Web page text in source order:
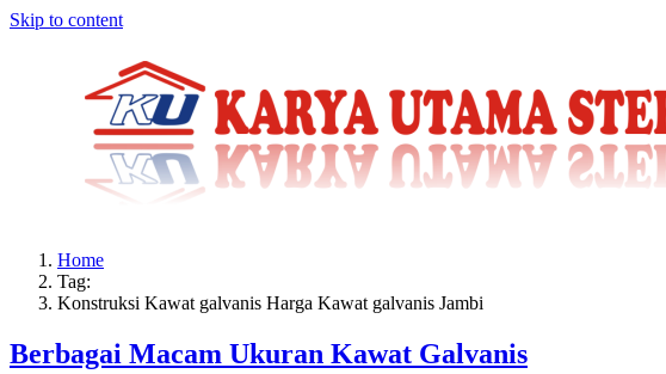
Skip to content
Home
Tag:
Konstruksi Kawat galvanis Harga Kawat galvanis Jambi
Berbagai Macam Ukuran Kawat Galvanis